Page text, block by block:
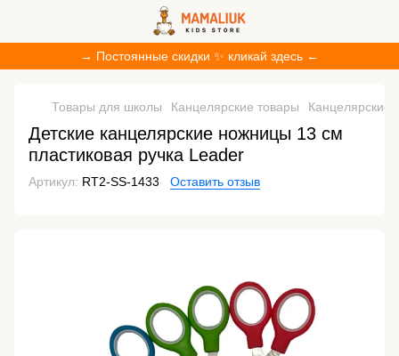
→ Постоянные скидки ✨ кликай здесь ←
Товары для школы Канцелярские товары Канцелярские
Детские канцелярские ножницы 13 см
пластиковая ручка Leader
Артикул: RT2-SS-1433 Оставить отзыв